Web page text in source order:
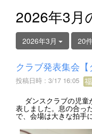
2026年3月
2026年3月 20
クラブ発表集会【
投稿日時 : 3/17 16:05
ダンスクラブの児童
表しました。息の合っ
で、会場は大きな拍手